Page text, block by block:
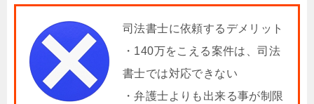
司法書士に依頼するデメリット
・140万をこえる案件は、司法
書士では対応できない
・弁護士よりも出来る事が制限